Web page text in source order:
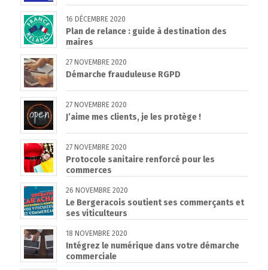
16 DÉCEMBRE 2020
Plan de relance : guide à destination des
maires
27 NOVEMBRE 2020
Démarche frauduleuse RGPD
27 NOVEMBRE 2020
J’aime mes clients, je les protège !
27 NOVEMBRE 2020
Protocole sanitaire renforcé pour les
commerces
26 NOVEMBRE 2020
Le Bergeracois soutient ses commerçants et
ses viticulteurs
18 NOVEMBRE 2020
Intégrez le numérique dans votre démarche
commerciale